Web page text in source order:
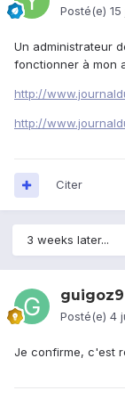
Posté(e) 15
Un administrateur
fonctionner à mon
http://
http://
Citer
3 weeks later...
guigoz9
Posté(e) 4
Je confirme, c'est